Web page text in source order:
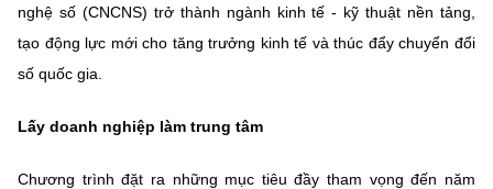
English
nghệ số (CNCNS) trở thành ngành kinh tế - kỹ thuật nền tảng,
tạo động lực mới cho tăng trưởng kinh tế và thúc đẩy chuyển đổi
số quốc gia.
Lấy doanh nghiệp làm trung tâm
Chương trình đặt ra những mục tiêu đầy tham vọng đến năm